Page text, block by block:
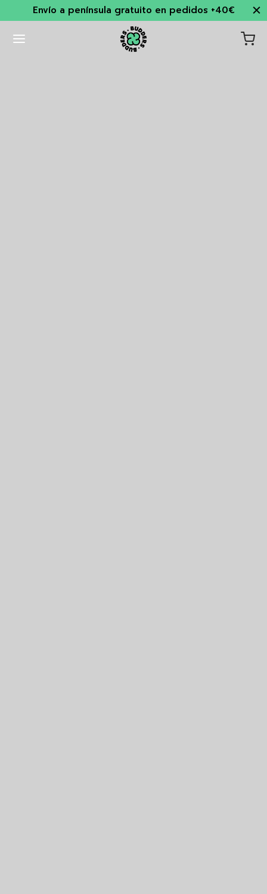
Envío a península gratuito en pedidos +40€